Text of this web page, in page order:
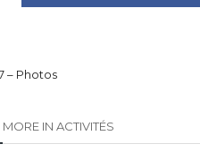
– Photos
MORE IN ACTIVITÉS